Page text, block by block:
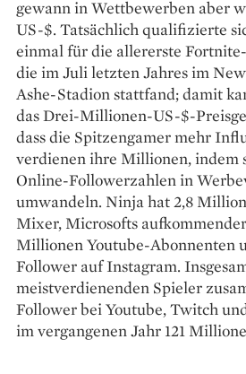
gewann in Wett­bewerben aber
US-$. Tatsächlich qualifizierte
einmal für die allererste
die im Juli letzten Jahres im
Ashe-Stadion stattfand; damit
das Drei-Millionen-US-$-
dass die Spitzengamer mehr
verdienen ihre Millionen, indem
Online-Followerzahlen in
umwandeln. Ninja hat 2,8
Mixer, Microsofts
Millionen Youtube-Abonnenten
Follower auf Insta­gram.
meistverdienenden Spieler
Follower bei Youtube, Twitch
im vergangenen Jahr 121